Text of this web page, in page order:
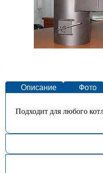
Описание Фото
Подходит для любого